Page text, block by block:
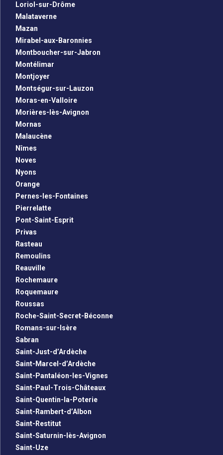
Loriol-sur-Drôme
Malataverne
Mazan
Mirabel-aux-Baronnies
Montboucher-sur-Jabron
Montélimar
Montjoyer
Montségur-sur-Lauzon
Moras-en-Valloire
Morières-lès-Avignon
Mornas
Malaucène
Nîmes
Noves
Nyons
Orange
Pernes-les-Fontaines
Pierrelatte
Pont-Saint-Esprit
Privas
Rasteau
Remoulins
Reauville
Rochemaure
Roquemaure
Roussas
Roche-Saint-Secret-Béconne
Romans-sur-Isère
Sabran
Saint-Just-d’Ardèche
Saint-Marcel-d’Ardèche
Saint-Pantaléon-les-Vignes
Saint-Paul-Trois-Châteaux
Saint-Quentin-la-Poterie
Saint-Rambert-d’Albon
Saint-Restitut
Saint-Saturnin-lès-Avignon
Saint-Uze